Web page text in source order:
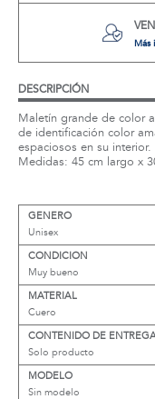
Más
DESCRIPCIÓN
Maletín grande de color
de identificación color
espaciosos en su interior.
Medidas: 45 cm largo x
GENERO
Unisex
CONDICION
Muy bueno
MATERIAL
Cuero
CONTENIDO DE
Solo producto
MODELO
Sin modelo